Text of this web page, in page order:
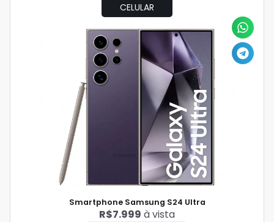
CELULAR
Smartphone Samsung S24 Ultra
R$7.999 à vista